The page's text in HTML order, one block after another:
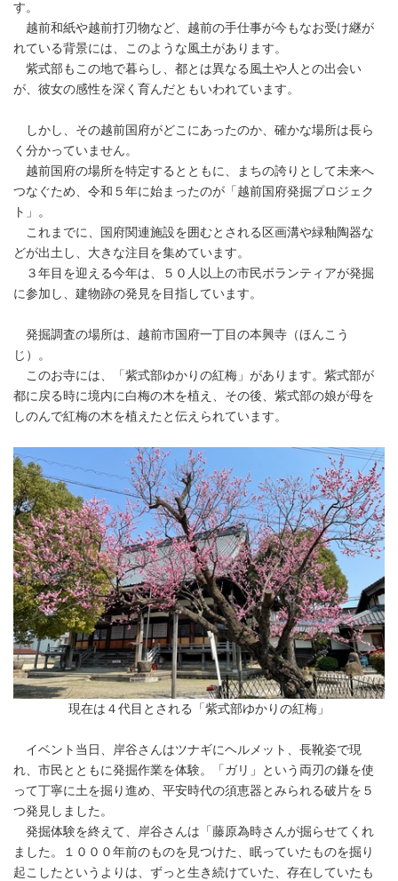
す。
越前和紙や越前打刃物など、越前の手仕事が今もなお受け継が
れている背景には、このような風土があります。
紫式部もこの地で暮らし、都とは異なる風土や人との出会い
が、彼女の感性を深く育んだともいわれています。
しかし、その越前国府がどこにあったのか、確かな場所は長ら
く分かっていません。
越前国府の場所を特定するとともに、まちの誇りとして未来へ
つなぐため、令和５年に始まったのが「越前国府発掘プロジェク
ト」。
これまでに、国府関連施設を囲むとされる区画溝や緑釉陶器な
どが出土し、大きな注目を集めています。
３年目を迎える今年は、５０人以上の市民ボランティアが発掘
に参加し、建物跡の発見を目指しています。
発掘調査の場所は、越前市国府一丁目の本興寺（ほんこう
じ）。
このお寺には、「紫式部ゆかりの紅梅」があります。紫式部が
都に戻る時に境内に白梅の木を植え、その後、紫式部の娘が母を
しのんで紅梅の木を植えたと伝えられています。
現在は４代目とされる「紫式部ゆかりの紅梅」
イベント当日、岸谷さんはツナギにヘルメット、長靴姿で現
れ、市民とともに発掘作業を体験。「ガリ」という両刃の鎌を使
って丁寧に土を掘り進め、平安時代の須恵器とみられる破片を５
つ発見しました。
発掘体験を終えて、岸谷さんは「藤原為時さんが掘らせてくれ
ました。１０００年前のものを見つけた、眠っていたものを掘り
起こしたというよりは、ずっと生き続けていた、存在していたも